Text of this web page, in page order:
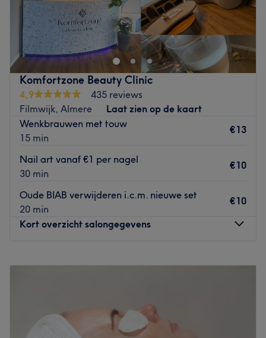
Love Nail Bar is een nagelstudio gevestigd in Almere. Je
kunt hier terecht voor verschillende nagelbehandelingen.
Van een gellak manicure tot acrylnagels. Thao zorgt
ervoor dat je met schitterende nagels de salon weer
verlaat.
Het team:
Thao Nguyen zorgt ervoor dat je heerlijk ontspannen je
behandeling ondergaat.
Wat we leuk vinden aan de salon:
Sfeer: Ruime en lichte salon, de stoel waarin je mag
Gespecialiseerd in: Manicure, pedicure & gellak.
Komfortzone Beauty Clinic
4,9
435 reviews
Filmwijk, Almere
Laat zien op de kaart
Wenkbrauwen met touw
15 min
€13
Nail art vanaf €1 per nagel
30 min
€10
Oude BIAB verwijderen i.c.m. nieuwe set
20 min
€10
Kort overzicht salongegevens
Vrijdag